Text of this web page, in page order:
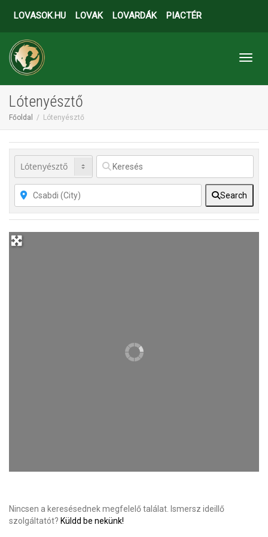
LOVASOK.HU LOVAK LOVARDÁK PIACTÉR
Lótenyésztő
Főoldal Lótenyésztő
Search
Nincsen a keresésednek megfelelő találat. Ismersz ideillő
szolgáltatót? Küldd be nekünk!